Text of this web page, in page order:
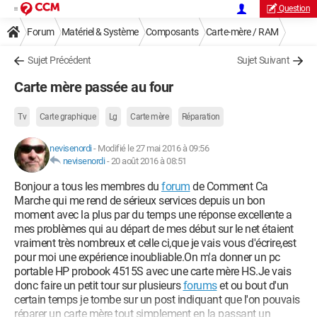
Question
Forum Matériel & Système Composants Carte-mère / RAM
Sujet Précédent Sujet Suivant
Carte mère passée au four
Tv Carte graphique Lg Carte mère Réparation
nevisenordi- Modifié le 27 mai 2016 à 09:56
nevisenordi-20 août 2016 à 08:51
Bonjour a tous les membres du forum de Comment Ca
Marche qui me rend de sérieux services depuis un bon
moment avec la plus par du temps une réponse excellente a
mes problèmes qui au départ de mes début sur le net étaient
vraiment très nombreux et celle ci,que je vais vous d'écrire,est
pour moi une expérience inoubliable.On m'a donner un pc
portable HP probook 4515S avec une carte mère HS.Je vais
donc faire un petit tour sur plusieursforumset ou bout d'un
certain temps je tombe sur un post indiquant que l'on pouvais
réparer un carte mère tout simplement en la passant un